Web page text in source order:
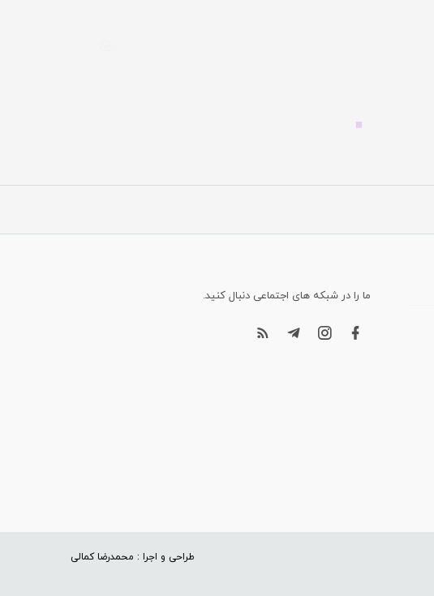
ما را در شبکه های اجتماعی دنبال کنید.
طراحی و اجرا : محمدرضا کمالی